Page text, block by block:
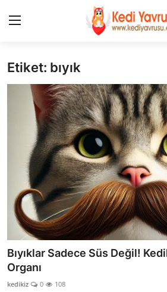
Giriş
İLETİŞİM
HAKKIMIZDA
REKLAM
KEDİ CİNSLERİ
KEDİPEDİA
KEDİ BAKIMI
KEDİ DÜNYASI
Etiket: bıyık
Bıyıklar Sadece Süs Değil!
Organı
kedikiz 0 108